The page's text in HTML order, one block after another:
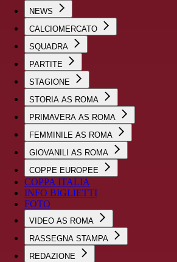
NEWS
CALCIOMERCATO
SQUADRA
PARTITE
STAGIONE
STORIA AS ROMA
PRIMAVERA AS ROMA
FEMMINILE AS ROMA
GIOVANILI AS ROMA
COPPE EUROPEE
COPPA ITALIA
INFO BIGLIETTI
FOTO
VIDEO AS ROMA
RASSEGNA STAMPA
REDAZIONE